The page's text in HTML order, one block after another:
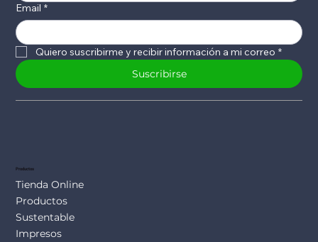
Email *
Quiero suscribirme y recibir información a mi correo *
Suscribirse
Productos
Tienda Online
Productos
Sustentable
Impresos